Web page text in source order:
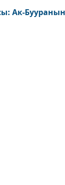
Ак-